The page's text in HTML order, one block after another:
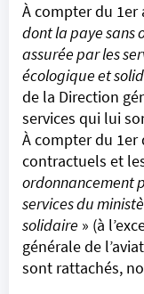
À compter du 1er
dont la paye sans
assurée par les
écologique et
de la Direction
services qui lui
À compter du 1er
contractuels et
ordonnancement
services du
solidaire » (à
générale de
sont rattachés,